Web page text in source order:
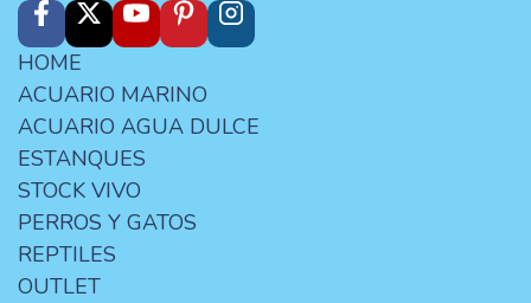
HOME
ACUARIO MARINO
ACUARIO AGUA DULCE
ESTANQUES
STOCK VIVO
PERROS Y GATOS
REPTILES
OUTLET